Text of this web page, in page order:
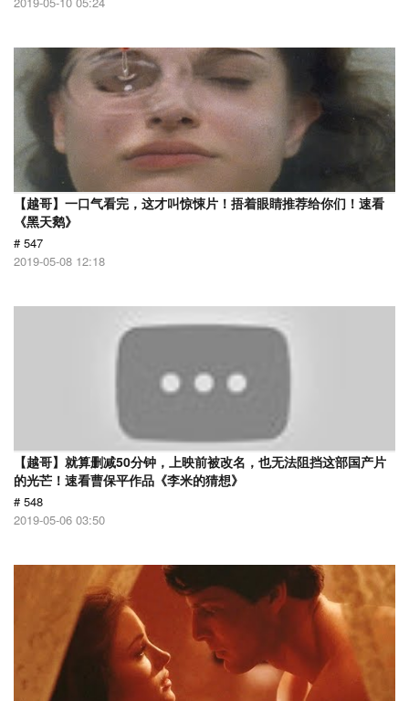
【越哥】一口气看完，这才叫惊悚片！捂着眼睛推荐给你们！速看
《黑天鹅》
# 547
2019-05-08 12:18
【越哥】就算删减50分钟，上映前被改名，也无法阻挡这部国产片
的光芒！速看曹保平作品《李米的猜想》
# 548
2019-05-06 03:50